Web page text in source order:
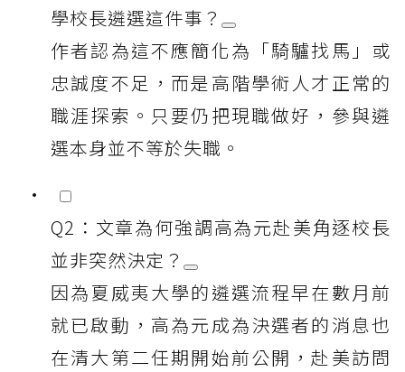
學校長遴選這件事？
作者認為這不應簡化為「騎驢找馬」或
忠誠度不足，而是高階學術人才正常的
職涯探索。只要仍把現職做好，參與遴
選本身並不等於失職。
Q2：文章為何強調高為元赴美角逐校長
並非突然決定？
因為夏威夷大學的遴選流程早在數月前
就已啟動，高為元成為決選者的消息也
在清大第二任期開始前公開，赴美訪問